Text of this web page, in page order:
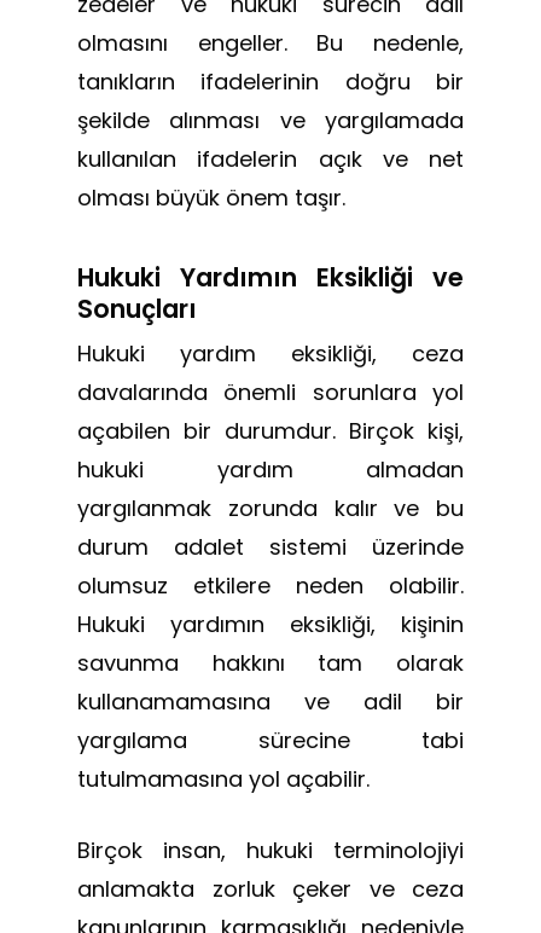
olmasını engeller. Bu nedenle,
tanıkların ifadelerinin doğru bir
şekilde alınması ve yargılamada
kullanılan ifadelerin açık ve net
olması büyük önem taşır.
Hukuki Yardımın Eksikliği ve
Sonuçları
Hukuki yardım eksikliği, ceza
davalarında önemli sorunlara yol
açabilen bir durumdur. Birçok kişi,
hukuki yardım almadan
yargılanmak zorunda kalır ve bu
durum adalet sistemi üzerinde
olumsuz etkilere neden olabilir.
Hukuki yardımın eksikliği, kişinin
savunma hakkını tam olarak
kullanamamasına ve adil bir
yargılama sürecine tabi
tutulmamasına yol açabilir.
Birçok insan, hukuki terminolojiyi
anlamakta zorluk çeker ve ceza